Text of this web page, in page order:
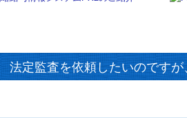
定監査を依頼したいのです